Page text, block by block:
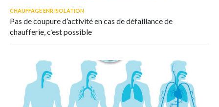
CHAUFFAGE ENR ISOLATION
Pas de coupure d’activité en cas de défaillance de
chaufferie, c’est possible